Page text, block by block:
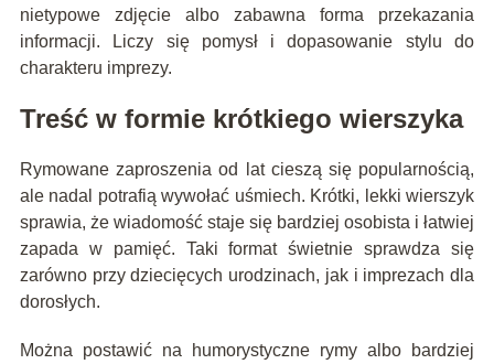
nietypowe zdjęcie albo zabawna forma przekazania
informacji. Liczy się pomysł i dopasowanie stylu do
charakteru imprezy.
Treść w formie krótkiego wierszyka
Rymowane zaproszenia od lat cieszą się popularnością,
ale nadal potrafią wywołać uśmiech. Krótki, lekki wierszyk
sprawia, że wiadomość staje się bardziej osobista i łatwiej
zapada w pamięć. Taki format świetnie sprawdza się
zarówno przy dziecięcych urodzinach, jak i imprezach dla
dorosłych.
Można postawić na humorystyczne rymy albo bardziej